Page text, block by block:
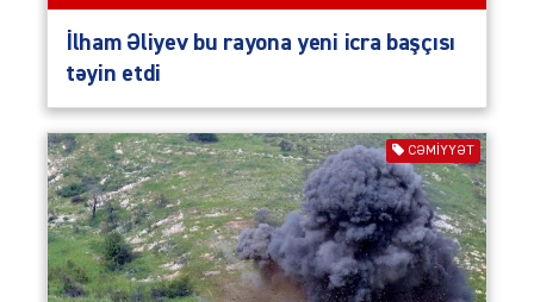
İlham Əliyev bu rayona yeni icra başçısı
təyin etdi
CƏMIYYƏT